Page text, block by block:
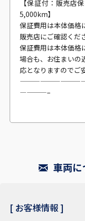
【保証付：販売
5,000km】
保証費用は本体価格
販売店にご確認くだ
保証費用は本体価格
場合も、お住まいの
応となりますのでご
————–
車両に
[ お客様情報 ]